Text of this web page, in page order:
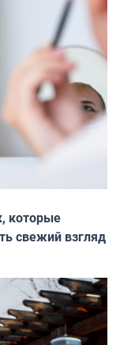
которые
свежий взгляд